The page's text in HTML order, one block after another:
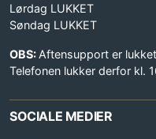
Lørdag LUKKET
Søndag LUKKET
OBS: Aftensupport er
Telefonen lukker derfor kl.
SOCIALE MEDIER